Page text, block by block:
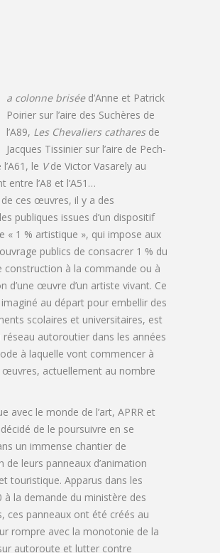
a colonne brisée d’Anne et Patrick
Poirier sur l’aire des Suchères de
l’A89, Les Chevaliers cathares de
Jacques Tissinier sur l’aire de Pech-
le Vde Victor Vasarely au
entre l’A8 et l’A51…
de ces œuvres, il y a des
publiques issues d’un dispositif
« 1 % artistique », qui impose aux
publics de consacrer 1 % du
construction à la commande ou à
d’une œuvre d’un artiste vivant. Ce
au départ pour embellir des
scolaires et universitaires, est
réseau autoroutier dans les années
à laquelle vont commencer à
œuvres, actuellement au nombre
avec le monde de l’art, APRR et
de le poursuivre en se
un immense chantier de
de leurs panneaux d’animation
touristique. Apparus dans les
à la demande du ministère des
ces panneaux ont été créés au
rompre avec la monotonie de la
autoroute et lutter contre